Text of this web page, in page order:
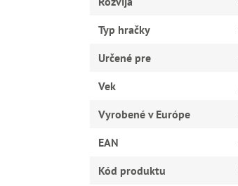
Typ hračky
Určené pre
Vek
Vyrobené v Európe
EAN
Kód produktu